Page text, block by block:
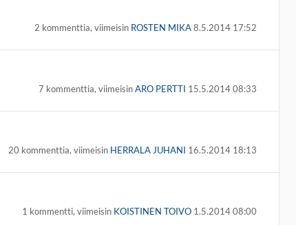
2 kommenttia, viimeisin ROSTEN MIKA8.5.2014 17:52
7 kommenttia, viimeisinARO PERTTI 15.5.2014 08:33
20 kommenttia, viimeisin HERRALA JUHANI 16.5.2014 18:13
1 kommentti, viimeisin KOISTINEN TOIVO 1.5.2014 08:00